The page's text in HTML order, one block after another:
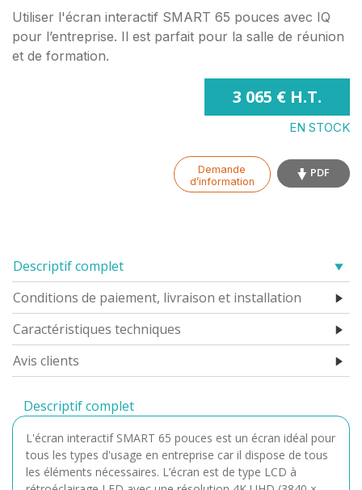
Utiliser l'écran interactif SMART 65 pouces avec IQ
pour l’entreprise. Il est parfait pour la salle de réunion
et de formation.
3 065 € H.T.
EN STOCK
Demande
d’information
PDF
Descriptif complet
Conditions de paiement, livraison et installation
Caractéristiques techniques
Avis clients
Descriptif complet
L'écran interactif SMART 65 pouces est un écran idéal pour
tous les types d'usage en entreprise car il dispose de tous
les éléments nécessaires. L’écran est de type LCD à